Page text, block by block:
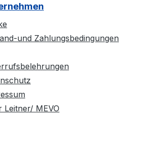
und Zahlungsbedingungen
Leitner/ MEVO